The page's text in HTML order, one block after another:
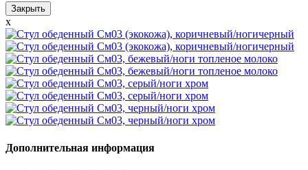
Закрыть
x
Дополнительная информация